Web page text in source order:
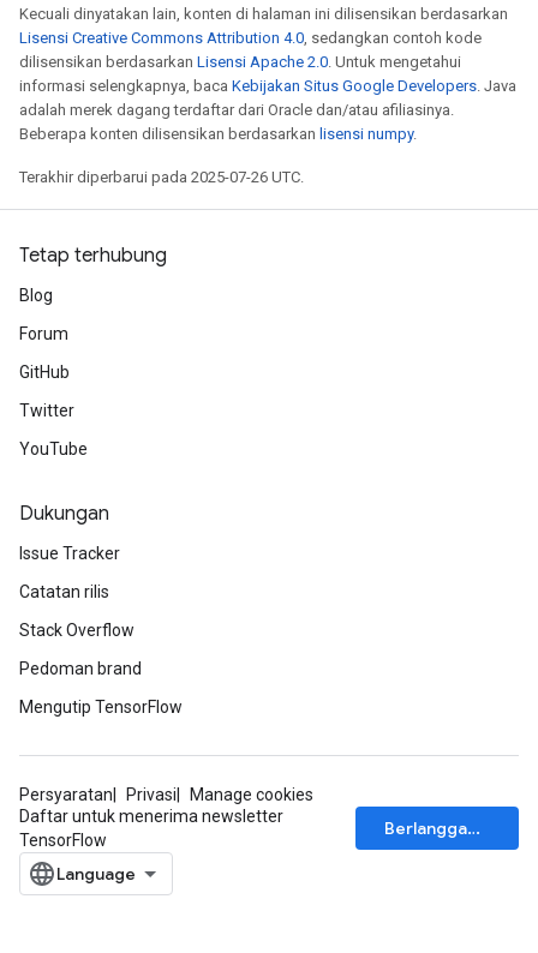
Kecuali dinyatakan lain, konten di halaman ini dilisensikan berdasarkan
Lisensi Creative Commons Attribution 4.0, sedangkan contoh kode
dilisensikan berdasarkan Lisensi Apache 2.0. Untuk mengetahui
informasi selengkapnya, baca Kebijakan Situs Google Developers. Java
adalah merek dagang terdaftar dari Oracle dan/atau afiliasinya.
Beberapa konten dilisensikan berdasarkan lisensi numpy.
Terakhir diperbarui pada 2025-07-26 UTC.
Tetap terhubung
Blog
Forum
GitHub
Twitter
YouTube
Dukungan
Issue Tracker
Catatan rilis
Stack Overflow
Pedoman brand
Mengutip TensorFlow
Persyaratan Privasi
Manage cookies
Daftar untuk menerima newsletter
TensorFlow
Berlangganan